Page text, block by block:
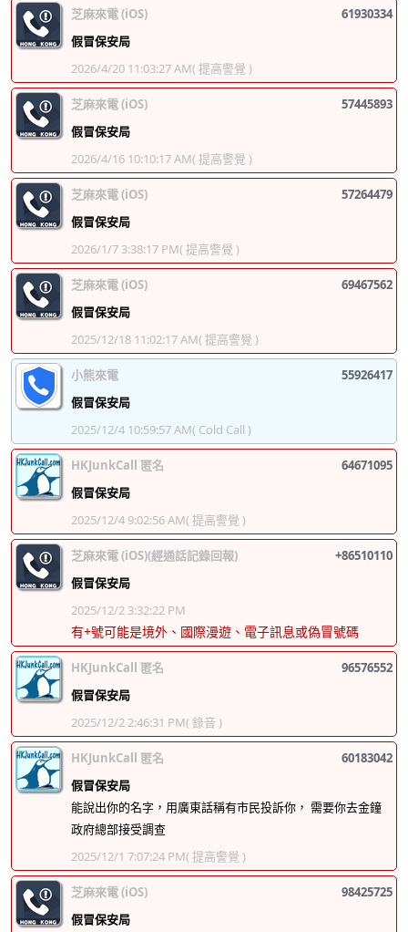
芝麻來電 (iOS)
61930334
假冒保安局
2026/4/20 11:03:27 AM( 提高警覺 )
芝麻來電 (iOS)
57445893
假冒保安局
2026/4/16 10:10:17 AM( 提高警覺 )
芝麻來電 (iOS)
57264479
假冒保安局
2026/1/7 3:38:17 PM( 提高警覺 )
芝麻來電 (iOS)
69467562
假冒保安局
2025/12/18 11:02:17 AM( 提高警覺 )
小熊來電
55926417
假冒保安局
2025/12/4 10:59:57 AM( Cold Call )
HKJunkCall 匿名
64671095
假冒保安局
2025/12/4 9:02:56 AM( 提高警覺 )
芝麻來電 (iOS)(經通話記錄回報)
+86510110
假冒保安局
2025/12/2 3:32:22 PM
有+號可能是境外、國際漫遊、電子訊息或偽冒號碼
HKJunkCall 匿名
96576552
假冒保安局
2025/12/2 2:46:31 PM( 錄音 )
HKJunkCall 匿名
60183042
假冒保安局
能說出你的名字，用廣東話稱有市民投訴你， 需要你去金鐘
政府總部接受調查
2025/12/1 7:07:24 PM( 提高警覺 )
芝麻來電 (iOS)
98425725
假冒保安局